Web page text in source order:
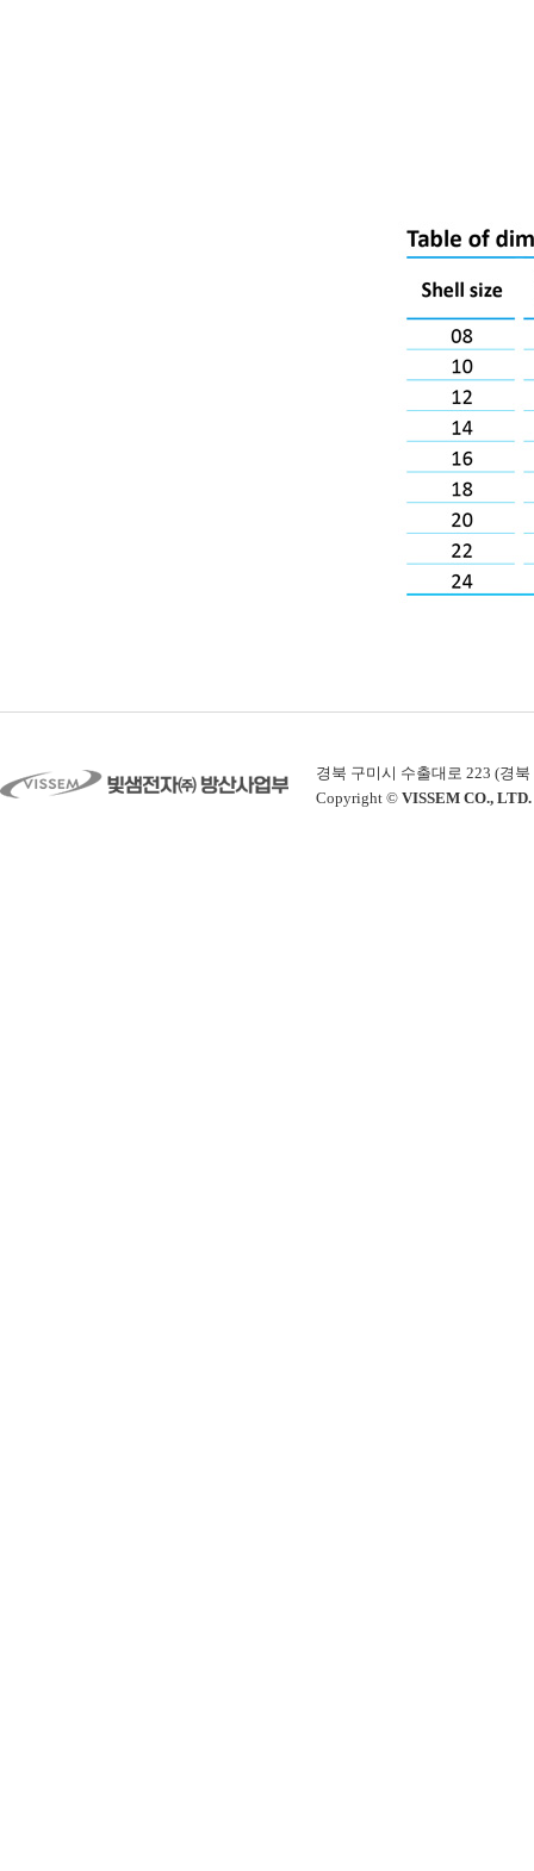
경북 구미시 수출대로 223 (경
Copyright © VISSEM CO., LTD.